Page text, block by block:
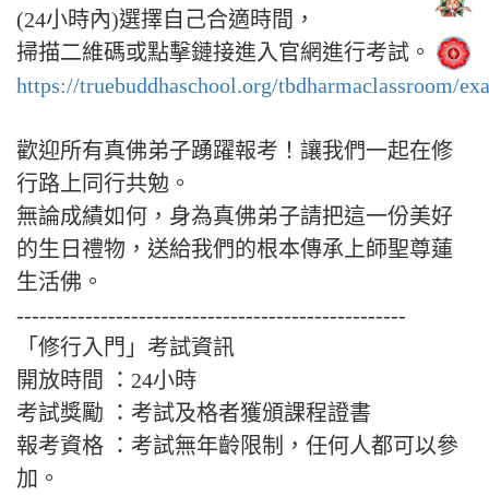
(24小時內)選擇自己合適時間，
掃描二維碼或點擊鏈接進入官網進行考試。
https://truebuddhaschool.org/tbdharmaclassroom/
歡迎所有真佛弟子踴躍報考！讓我們一起在修
行路上同行共勉。
無論成績如何，身為真佛弟子請把這一份美好
的生日禮物，送給我們的根本傳承上師聖尊蓮
生活佛。
---------------------------------------------------
「修行入門」考試資訊
開放時間 ：24小時
考試獎勵 ：考試及格者獲頒課程證書
報考資格 ：考試無年齡限制，任何人都可以參
加。